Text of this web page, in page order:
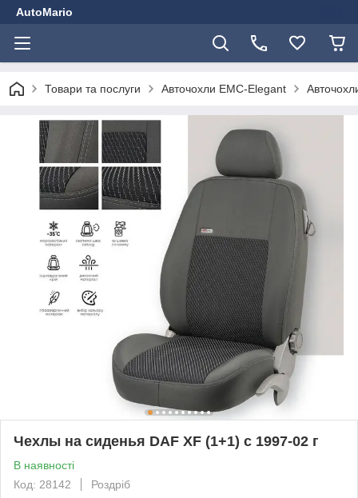
AutoMario
Товари та послуги Авточохли EMC-Elegant
Чехлы на сиденья DAF XF (1+1) c 1997-02 г
В наявності
Код: 28142
Роздріб